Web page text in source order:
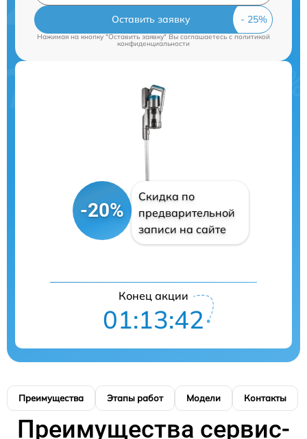
Оставить заявку
Нажимая на кнопку "Оставить заявку" Вы соглашаетесь cполитикой
конфиденциальности
-20%
Скидка по
предварительной
записи на сайте
Конец акции
01:13:41
Преимущества Этапы работ Модели Контакты
Преимущества сервис-